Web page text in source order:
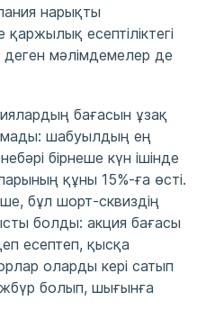
нарықты
есептіліктегі
мәлімдемелер де
бағасын ұзақ
шабуылдың ең
бірнеше күн ішінде
құны 15%-ға өсті.
бұл шорт-сквиздің
болды: акция бағасы
есептеп, қысқа
оларды кері сатып
болып, шығынға